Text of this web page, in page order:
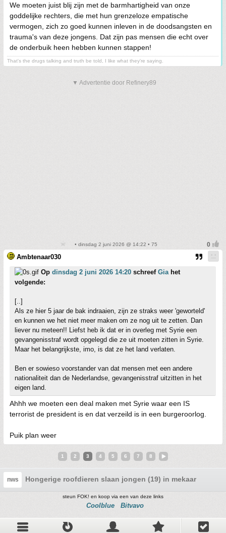
We moeten juist blij zijn met de barmhartigheid van onze
goddelijke rechters, die met hun grenzeloze empatische
vermogen, zich zo goed kunnen inleven in de doodsangsten en
trauma's van deze jongens. Dat zijn pas mensen die echt over
de onderbuik heen hebben kunnen stappen!
That's the drugs talking and truth be told, I like what they're saying.
▼ Advertentie door Refinery89
• dinsdag 2 juni 2026 @ 14:22 • 75
Ambtenaar030
Op dinsdag 2 juni 2026 14:20 schreef Giahet
volgende:
[..]
Als ze hier 5 jaar de bak indraaien, zijn ze straks weer 'geworteld'
en kunnen we het niet meer maken om ze nog uit te zetten. Dan
liever nu meteen!! Liefst heb ik dat er in overleg met Syrie een
gevangenisstraf wordt opgelegd die ze uit moeten zitten in Syrie.
Maar het belangrijkste, imo, is dat ze het land verlaten.
Ben er sowieso voorstander van dat mensen met een andere
nationaliteit dan de Nederlandse, gevangenisstraf uitzitten in het
eigen land.
Ahhh we moeten een deal maken met Syrie waar een IS
terrorist de president is en dat verzeild is in een burgeroorlog.
Puik plan weer
1 2 3 4 5 6 7 8
nws Hongerige roofdieren slaan jongen (19) in mekaar
steun FOK! en koop via een van deze links
Coolblue Bitvavo